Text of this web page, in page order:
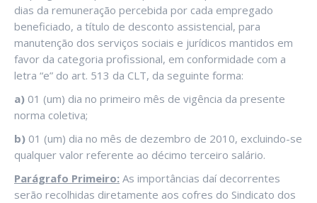
dias da remuneração percebida por cada empregado
beneficiado, a título de desconto assistencial, para
manutenção dos serviços sociais e jurídicos mantidos em
favor da categoria profissional, em conformidade com a
letra “e” do art. 513 da CLT, da seguinte forma:
a) 01 (um) dia no primeiro mês de vigência da presente
norma coletiva;
b) 01 (um) dia no mês de dezembro de 2010, excluindo-se
qualquer valor referente ao décimo terceiro salário.
Parágrafo Primeiro: As importâncias daí decorrentes
serão recolhidas diretamente aos cofres do Sindicato dos